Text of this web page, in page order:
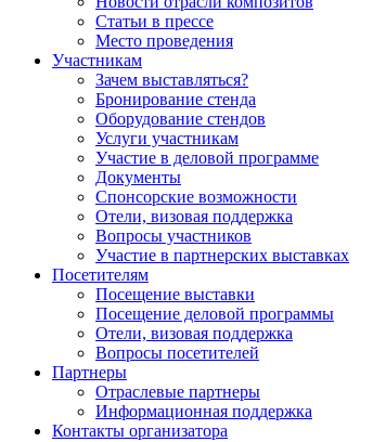
Статьи в прессе
Место проведения
Участникам
Зачем выставляться?
Бронирование стенда
Оборудование стендов
Услуги участникам
Участие в деловой программе
Документы
Спонсорские возможности
Отели, визовая поддержка
Вопросы участников
Участие в партнерских выставках
Посетителям
Посещение выставки
Посещение деловой программы
Отели, визовая поддержка
Вопросы посетителей
Партнеры
Отраслевые партнеры
Информационная поддержка
Контакты организатора